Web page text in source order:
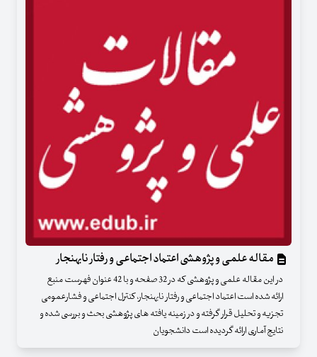
مقاله علمی و پژوهشی اعتماد اجتماعی و رفتار نابهنجار
در این مقاله علمی و پژوهشی که در 32 صفحه و با 42 عنوان فهرست منبع
ارائه شده است اعتماد اجتماعی و رفتار نابهنجار، کنترل اجتماعی و فشارعمومی
تجزیه و تحلیل قرار گرفته و در زمینه یافته های پژوهشی بحث و بررسی شده و
نتایج آماری ارائه گردیده است دانشجویان